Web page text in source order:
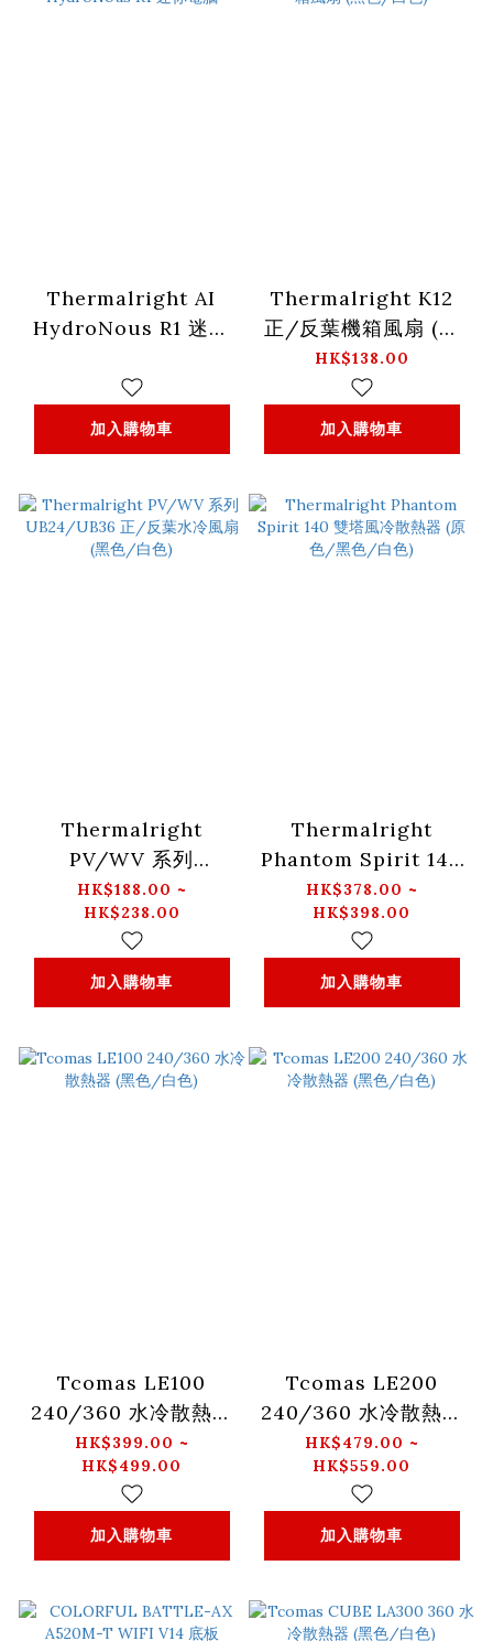
Thermalright AI
HydroNous R1 迷你
加入購物車
Thermalright K12
正/反葉機箱風扇 (黑
色/白色)
HK$138.00
加入購物車
Thermalright
PV/WV 系列
UB24/UB36 正/反葉
水冷風扇 (黑色/白色)
HK$188.00 ~
HK$238.00
加入購物車
Thermalright
Phantom Spirit 140
雙塔風冷散熱器 (原
色/黑色/白色)
HK$378.00 ~
HK$398.00
加入購物車
Tcomas LE100
240/360 水冷散熱器
(黑色/白色)
HK$399.00 ~
HK$499.00
加入購物車
Tcomas LE200
240/360 水冷散熱器
(黑色/白色)
HK$479.00 ~
HK$559.00
加入購物車